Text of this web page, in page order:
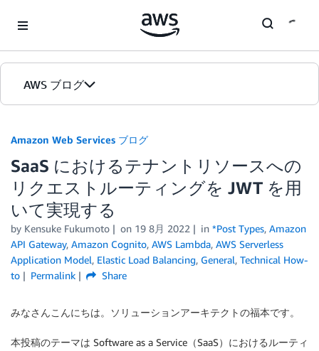
AWS ブログ
カテゴリ
エディション
Amazon Web Services ブログ
SaaS におけるテナントリソースへの
リクエストルーティングを JWT を用
いて実現する
by Kensuke Fukumoto on 19 8月 2022 in *Post Types, Amazon
API Gateway, Amazon Cognito, AWS Lambda, AWS Serverless
Application Model, Elastic Load Balancing, General, Technical How-
to
Permalink Share
みなさんこんにちは。ソリューションアーキテクトの福本です。
本投稿のテーマは Software as a Service（SaaS）におけるルーティ